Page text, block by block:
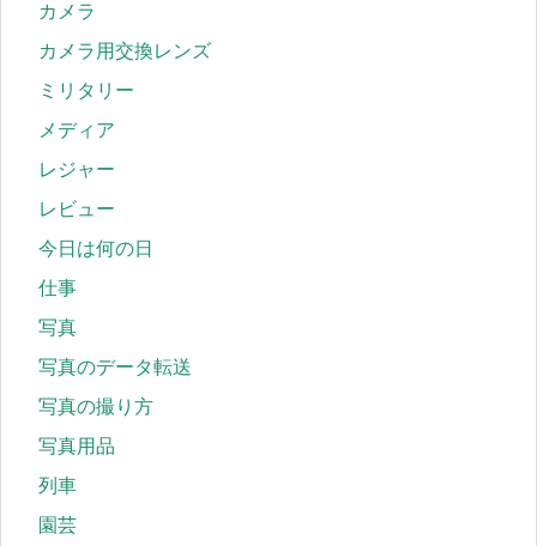
カメラ
カメラ用交換レンズ
ミリタリー
メディア
レジャー
レビュー
今日は何の日
仕事
写真
写真のデータ転送
写真の撮り方
写真用品
列車
園芸